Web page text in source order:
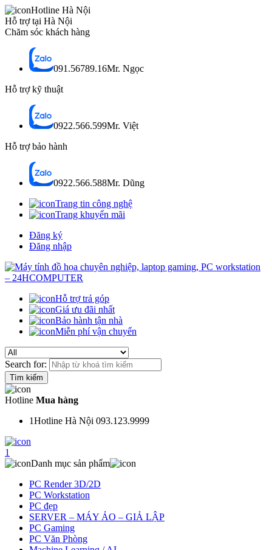
Hotline Hà Nội
Hỗ trợ tại Hà Nội
Chăm sóc khách hàng
091.56789.16Mr. Ngọc
Hỗ trợ kỹ thuật
0922.566.599Mr. Việt
Hỗ trợ bảo hành
0922.566.588Mr. Dũng
Trang tin công nghệ
Trang khuyến mãi
Đăng ký
Đăng nhập
Hỗ trợ trả góp
Giá ưu đãi nhất
Bảo hành tận nhà
Miễn phí vận chuyển
Search for:
Hotline Mua hàng
1Hotline Hà Nội 093.123.9999
1
Danh mục sản phẩm
PC Render 3D/2D
PC Workstation
PC đẹp
SERVER – MÁY ẢO – GIẢ LẬP
PC Gaming
PC Văn Phòng